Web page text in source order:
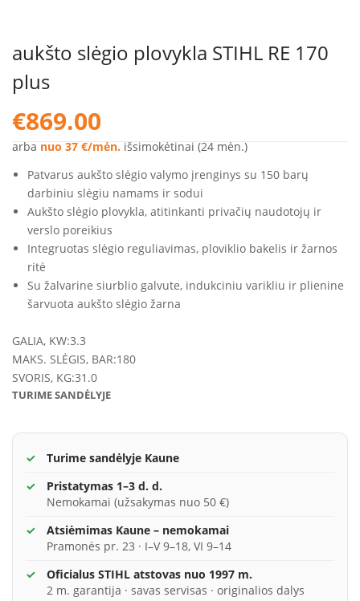
aukšto slėgio plovykla STIHL RE 170
plus
€869.00
arba nuo 37 €/mėn. išsimokėtinai (24 mėn.)
Patvarus aukšto slėgio valymo įrenginys su 150 barų
darbiniu slėgiu namams ir sodui
Aukšto slėgio plovykla, atitinkanti privačių naudotojų ir
verslo poreikius
Integruotas slėgio reguliavimas, ploviklio bakelis ir žarnos
ritė
Su žalvarine siurblio galvute, indukciniu varikliu ir plienine
šarvuota aukšto slėgio žarna
GALIA, KW:3.3
MAKS. SLĖGIS, BAR:180
SVORIS, KG:31.0
TURIME SANDĖLYJE
Turime sandėlyje Kaune
Pristatymas 1–3 d. d.
Nemokamai (užsakymas nuo 50 €)
Atsiėmimas Kaune – nemokamai
Pramonės pr. 23 · I–V 9–18, VI 9–14
Oficialus STIHL atstovas nuo 1997 m.
2 m. garantija · savas servisas · originalios dalys